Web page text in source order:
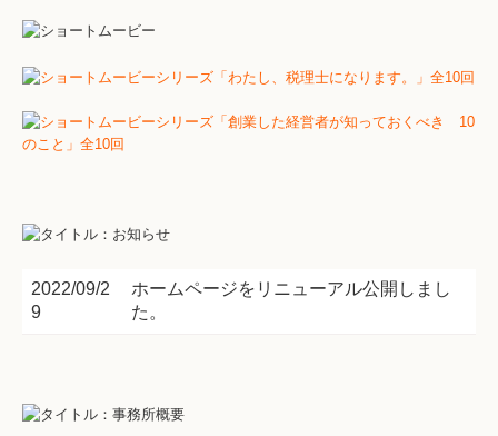
2022/09/2
9
ホームページをリニューアル公開しまし
た。